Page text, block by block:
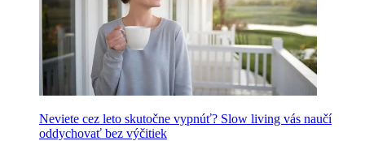
Neviete cez leto skutočne vypnúť? Slow living vás naučí
oddychovať bez výčitiek